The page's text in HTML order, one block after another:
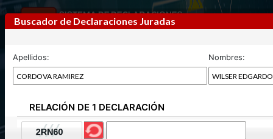
Previous
Buscador de Declaraciones Juradas
Apellidos: Nombres:
RELACIÓN DE 1 DECLARACIÓN